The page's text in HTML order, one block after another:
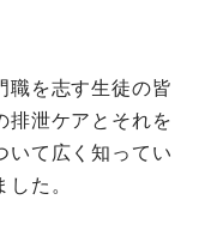
を志す生徒の皆
排泄ケアとそれを
いて広く知ってい
た。